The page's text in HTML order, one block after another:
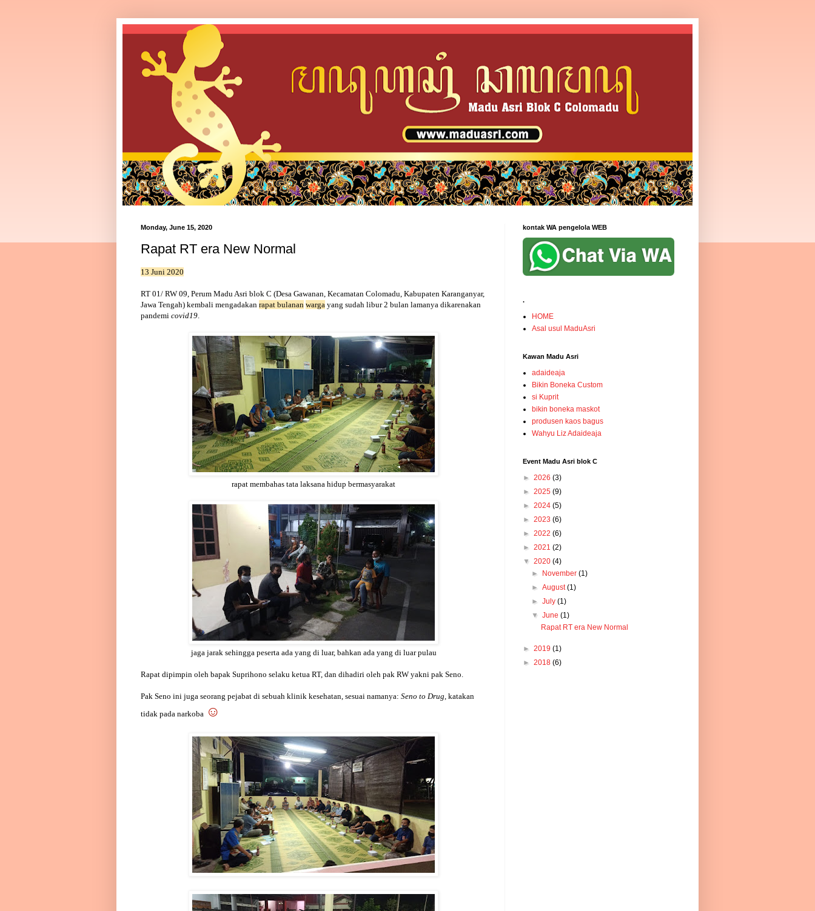
Monday, June 15, 2020
Rapat RT era New Normal
13 Juni 2020
RT 01/ RW 09, Perum Madu Asri blok C (Desa Gawanan, Kecamatan Colomadu, Kabupaten Karanganyar,
Jawa Tengah) kembali mengadakan rapat bulanan warga yang sudah libur 2 bulan lamanya dikarenakan
pandemi covid19
rapat membahas tata laksana hidup bermasyarakat
jaga jarak sehingga peserta ada yang di luar, bahkan ada yang di luar pulau
Rapat dipimpin oleh bapak Suprihono selaku ketua RT, dan dihadiri oleh pak RW yakni pak Seno.
Pak Seno ini juga seorang pejabat di sebuah klinik kesehatan, sesuai namanya: Seno to Drug , katakan
tidak pada narkoba ☺
kontak WA pengelola WEB
.
HOME
Asal usul MaduAsri
Kawan Madu Asri
adaideaja
Bikin Boneka Custom
si Kuprit
bikin boneka maskot
produsen kaos bagus
Wahyu Liz Adaideaja
Event Madu Asri blok C
► 2026 (3)
► 2025 (9)
► 2024 (5)
► 2023 (6)
► 2022 (6)
► 2021 (2)
▼ 2020 (4)
► November(1)
►August(1)
►July(1)
▼June(1)
Rapat RT era New Normal
► 2019 (1)
► 2018 (6)